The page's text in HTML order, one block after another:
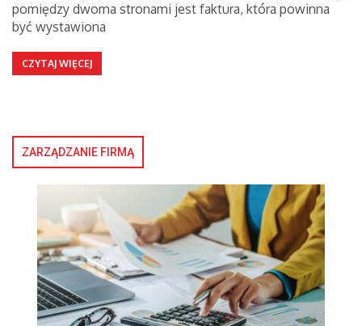
pomiędzy dwoma stronami jest faktura, która powinna
być wystawiona
CZYTAJ WIĘCEJ
ZARZĄDZANIE FIRMĄ